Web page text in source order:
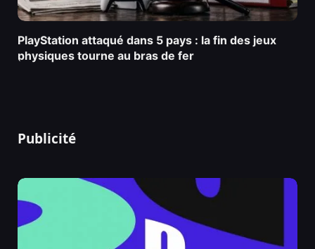
PlayStation attaqué dans 5 pays : la fin des jeux
physiques tourne au bras de fer
Publicité